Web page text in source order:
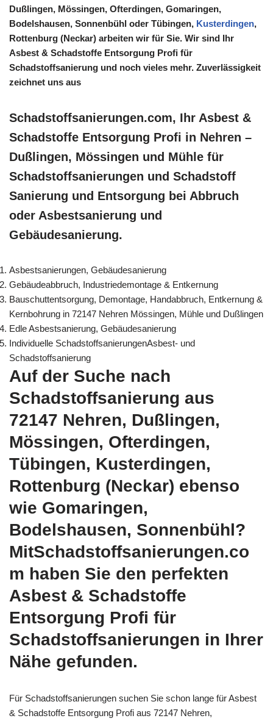
Dußlingen, Mössingen, Ofterdingen, Gomaringen,
Bodelshausen, Sonnenbühl oder Tübingen, Kusterdingen,
Rottenburg (Neckar) arbeiten wir für Sie. Wir sind Ihr
Asbest & Schadstoffe Entsorgung Profi für
Schadstoffsanierung und noch vieles mehr. Zuverlässigkeit
zeichnet uns aus
Schadstoffsanierungen.com, Ihr Asbest &
Schadstoffe Entsorgung Profi in Nehren –
Dußlingen, Mössingen und Mühle für
Schadstoffsanierungen und Schadstoff
Sanierung und Entsorgung bei Abbruch
oder Asbestsanierung und
Gebäudesanierung.
Asbestsanierungen, Gebäudesanierung
Gebäudeabbruch, Industriedemontage & Entkernung
Bauschuttentsorgung, Demontage, Handabbruch, Entkernung &
Kernbohrung in 72147 Nehren Mössingen, Mühle und Dußlingen
Edle Asbestsanierung, Gebäudesanierung
Individuelle SchadstoffsanierungenAsbest- und
Schadstoffsanierung
Auf der Suche nach
Schadstoffsanierung aus
72147 Nehren, Dußlingen,
Mössingen, Ofterdingen,
Tübingen, Kusterdingen,
Rottenburg (Neckar) ebenso
wie Gomaringen,
Bodelshausen, Sonnenbühl?
MitSchadstoffsanierungen.co
m haben Sie den perfekten
Asbest & Schadstoffe
Entsorgung Profi für
Schadstoffsanierungen in Ihrer
Nähe gefunden.
Für Schadstoffsanierungen suchen Sie schon lange für Asbest
& Schadstoffe Entsorgung Profi aus 72147 Nehren,